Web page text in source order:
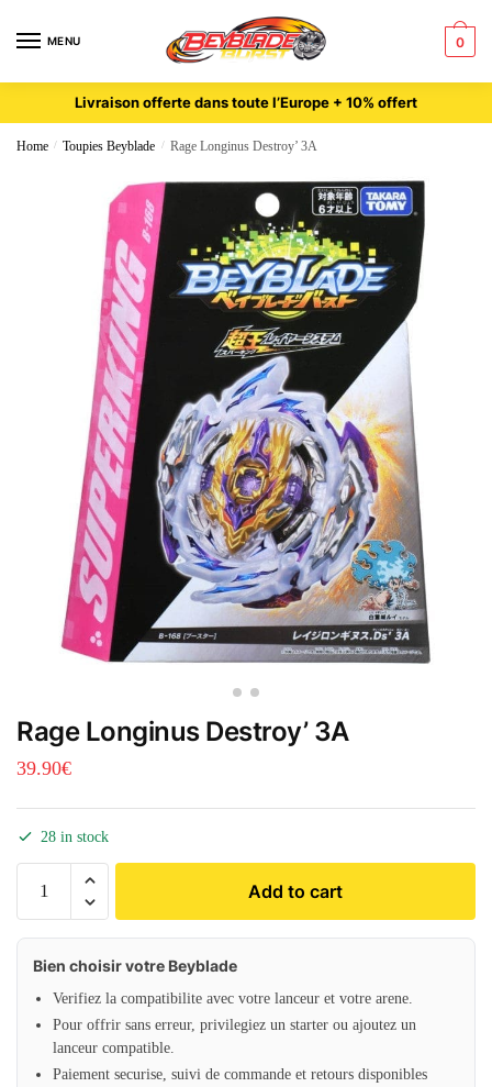
MENU 0
Livraison offerte dans toute l’Europe + 10% offert
Home / Toupies Beyblade / Rage Longinus Destroy’ 3A
Rage Longinus Destroy’ 3A
39.90€
28 in stock
Add to cart
Bien choisir votre Beyblade
Verifiez la compatibilite avec votre lanceur et votre arene.
Pour offrir sans erreur, privilegiez un starter ou ajoutez un
lanceur compatible.
Paiement securise, suivi de commande et retours disponibles